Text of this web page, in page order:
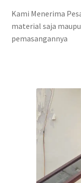
Kami Menerima
material saja
pemasangannya